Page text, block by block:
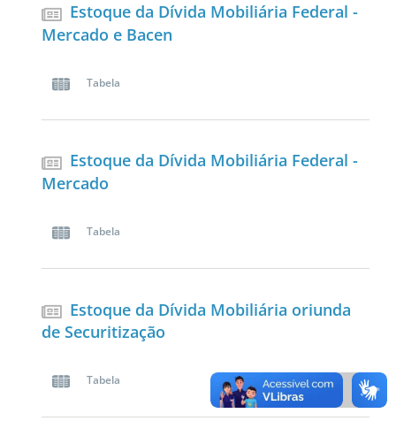
Estoque da Dívida Mobiliária Federal -
Mercado e Bacen
Tabela
Estoque da Dívida Mobiliária Federal -
Mercado
Tabela
Estoque da Dívida Mobiliária oriunda
de Securitização
Tabela